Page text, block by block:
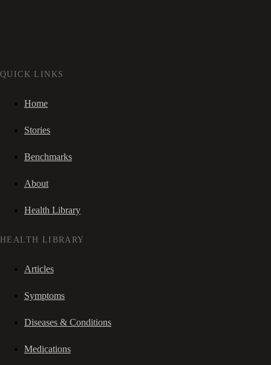
QUICK LINKS
Home
Stories
Benchmarks
About
Health Library
HEALTH LIBRARY
Articles
Symptoms
Diseases & Conditions
Medications